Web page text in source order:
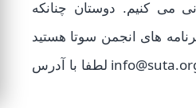
می کنیم. دوستان چنانکه
های انجمن سوتا هستید
لطفا با آدرس